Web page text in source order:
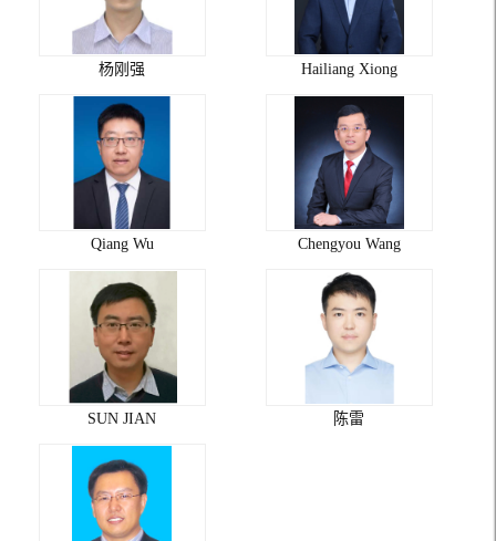
杨刚强 Hailiang Xiong
Qiang Wu Chengyou Wang
SUN JIAN 陈雷